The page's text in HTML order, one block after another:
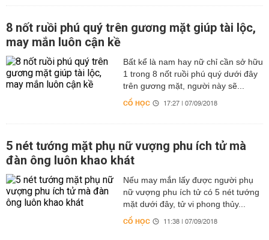
8 nốt ruồi phú quý trên gương mặt giúp tài lộc,
may mắn luôn cận kề
Bất kể là nam hay nữ chỉ cần sở hữu
1 trong 8 nốt ruồi phú quý dưới đây
trên gương mặt, người này sẽ...
CỔ HỌC 17:27 | 07/09/2018
5 nét tướng mặt phụ nữ vượng phu ích tử mà
đàn ông luôn khao khát
Nếu may mắn lấy được người phụ
nữ vượng phu ích tử có 5 nét tướng
mặt dưới đây, tử vi phong thủy...
CỔ HỌC 11:38 | 07/09/2018